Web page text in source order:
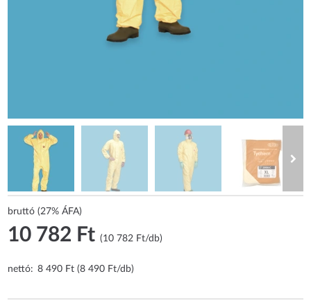
bruttó (27% ÁFA)
10 782 Ft(10 782 Ft/db)
nettó: 8 490 Ft (8 490 Ft/db)